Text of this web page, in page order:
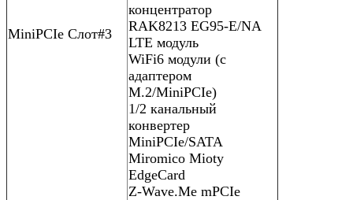
MiniPCIe Слот#3
концентратор
RAK8213 EG95-E/NA
LTE модуль
WiFi6 модули (с
адаптером
M.2/MiniPCIe)
1/2 канальный
конвертер
MiniPCIe/SATA
Miromico Mioty
EdgeCard
Z-Wave.Me mPCIe